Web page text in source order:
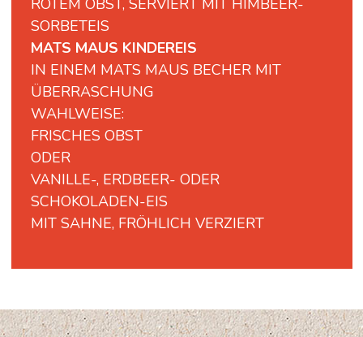
ROTEM OBST, SERVIERT MIT HIMBEER-
SORBETEIS
MATS MAUS KINDEREIS
IN EINEM MATS MAUS BECHER MIT
ÜBERRASCHUNG
WAHLWEISE:
FRISCHES OBST
ODER
VANILLE-, ERDBEER- ODER
SCHOKOLADEN-EIS
MIT SAHNE, FRÖHLICH VERZIERT